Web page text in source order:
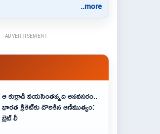
..more
ADVERTISEMENT
ఆ కుర్రాడి వయసెంతన్నది అనవసరం..
భారత క్రికెట్‌కు దొరికిన ఆణిముత్యం:
బ్రెట్ లీ